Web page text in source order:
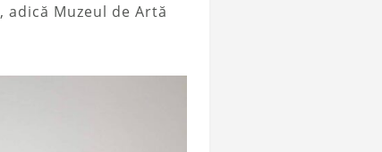
, adică Muzeul de Artă